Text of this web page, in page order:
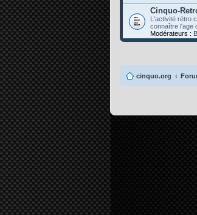
Cinquo-
L'activité rétro
connaître l'age
Modérateurs :
cinquo.org